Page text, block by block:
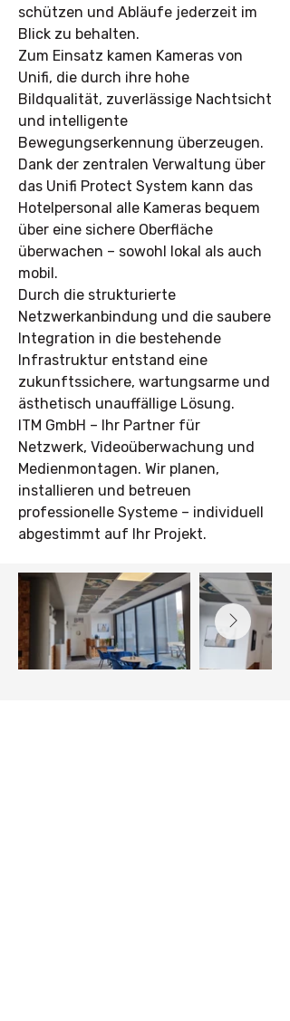
schützen und Abläufe jederzeit im
Blick zu behalten.
Zum Einsatz kamen Kameras von
Unifi, die durch ihre hohe
Bildqualität, zuverlässige Nachtsicht
und intelligente
Bewegungserkennung überzeugen.
Dank der zentralen Verwaltung über
das Unifi Protect System kann das
Hotelpersonal alle Kameras bequem
über eine sichere Oberfläche
überwachen – sowohl lokal als auch
mobil.
Durch die strukturierte
Netzwerkanbindung und die saubere
Integration in die bestehende
Infrastruktur entstand eine
zukunftssichere, wartungsarme und
ästhetisch unauffällige Lösung.
ITM GmbH – Ihr Partner für
Netzwerk, Videoüberwachung und
Medienmontagen. Wir planen,
installieren und betreuen
professionelle Systeme – individuell
abgestimmt auf Ihr Projekt.